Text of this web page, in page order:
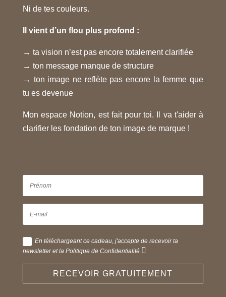
Ni de tes couleurs.
Il vient d’un flou plus profond :
→ ta vision n’est pas encore totalement clarifiée
→ ton message manque de structure
→ ton image ne reflète pas encore la femme que
tu es devenue
Mon espace Notion, est fait pour toi. Il va t'aider à
clarifier les fondation de ton image de marque !
En téléchargeant ce cadeau, j'accepte de recevoir ta
newsletter et la Politique de Confidentialité
RECEVOIR GRATUITEMENT